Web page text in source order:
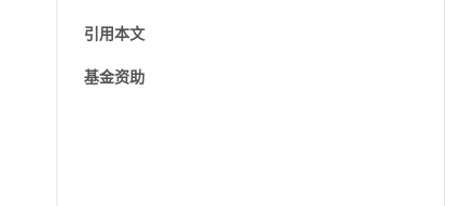
引用本文
基金资助